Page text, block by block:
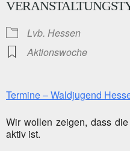
Lvb. Hessen
Aktionswoche
Termine – Waldjugend
Wir wollen zeigen, dass
aktiv ist.